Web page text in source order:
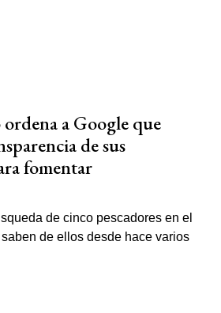
a Google que
de sus
fomentar